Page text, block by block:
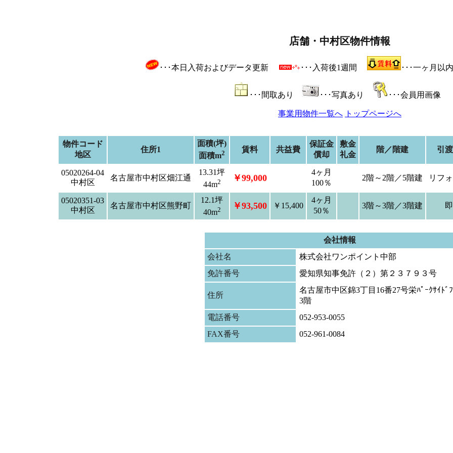
店舗・中村区物件情報
･･･本日入荷およびデータ更新 ･･･入荷後1週間 ･･･一ヶ月以
･･･間取あり ･･･写真あり ･･･会員用画像
事業用物件一覧へ トップページへ
物件コード
地区
住所1
面積(坪)
面積m2 賃料 共益費
保証金
償却
敷金
礼金
階／階建 引
05020264-04
中村区
名古屋市中村区畑江通
13.31坪
44m2 ￥99,000
4ヶ月
100％
2階～2階／5階建 リフ
05020351-03
中村区
名古屋市中村区熊野町
12.1坪
40m2 ￥93,500 ￥15,400
4ヶ月
50％
3階～3階／3階建
会社情報
会社名
株式会社ワンポイント中部
免許番号
愛知県知事免許（２）第２３７９３号
住所
名古屋市中区錦3丁目16番27号栄ﾊﾟｰｸｻｲﾄﾞ
3階
電話番号
052-953-0055
FAX番号
052-961-0084